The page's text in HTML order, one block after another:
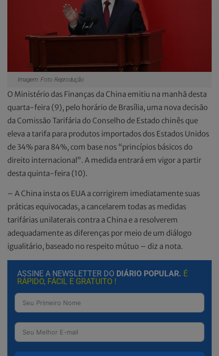
Imagem: Foto Reprodução
O Ministério das Finanças da China emitiu na manhã desta
quarta-feira (9), pelo horário de Brasília, uma nova decisão
da Comissão Tarifária do Conselho de Estado chinês que
eleva a tarifa para produtos importados dos Estados Unidos
de 34% para 84%, com base nos “princípios básicos do
direito internacional”. A medida entrará em vigor a partir
desta quinta-feira (10).
– A China insta os EUA a corrigirem imediatamente suas
práticas equivocadas, a cancelarem todas as medidas
tarifárias unilaterais contra a China e a resolverem
adequadamente as diferenças por meio de um diálogo
igualitário, baseado no respeito mútuo – diz a nota.
ASSINE A NEWSLETTER DO DIÁRIO POPULAR. É
RÁPIDO, FÁCIL E GRATUITO !